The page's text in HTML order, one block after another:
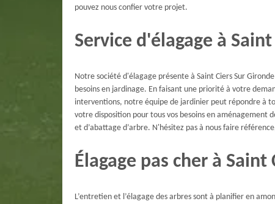
pouvez nous confier votre projet.
Service d'élagage à
Notre société d'élagage présente à Saint Ciers Sur
besoins en jardinage. En faisant une priorité à votre
interventions, notre équipe de jardinier peut répondre à
votre disposition pour tous vos besoins en aménagement
et d’abattage d’arbre. N'hésitez pas à nous faire
Élagage pas cher à Saint
L’entretien et l’élagage des arbres sont à planifier en